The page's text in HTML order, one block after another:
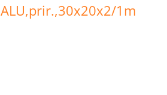
1m